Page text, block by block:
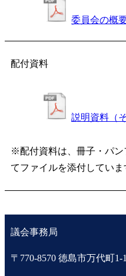
委員会の概
配付資料
説明資料（そ
※配付資料は、冊子・パン
てファイルを添付していま
議会事務局
〒770-8570 徳島市万代町1-1